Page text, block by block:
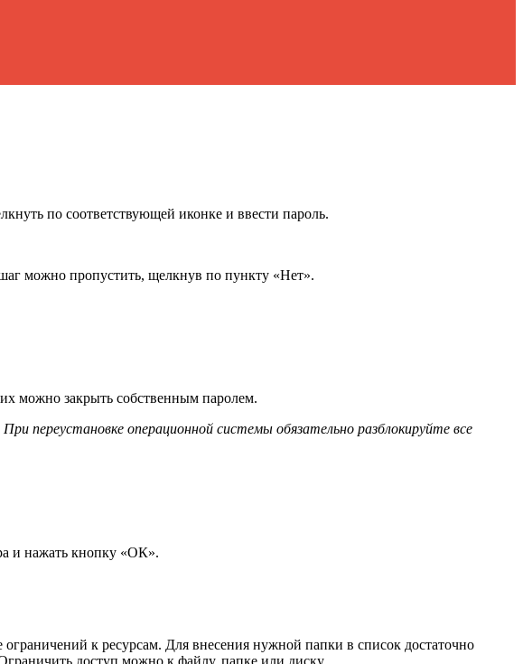
по соответствующей иконке и ввести пароль.
можно пропустить, щелкнув по пункту «Нет».
можно закрыть собственным паролем.
переустановке операционной системы обязательно разблокируйте все
и нажать кнопку «ОК».
к ресурсам. Для внесения нужной папки в список достаточно
доступ можно к файлу, папке или диску.